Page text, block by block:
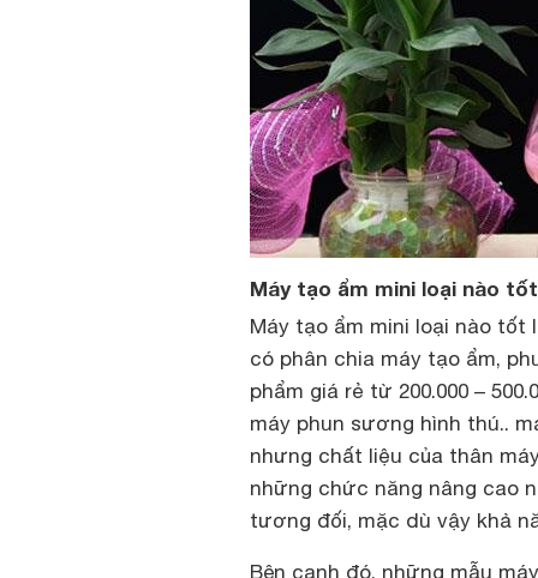
Máy tạo ẩm mini loại nào
Máy tạo ẩm mini loại nào
có phân chia máy tạo ẩm,
phẩm giá rẻ từ 200.000 –
máy phun sương hình thú..
nhưng chất liệu của thân
những chức năng nâng cao
tương đối, mặc dù vậy khả
Bên cạnh đó, những mẫu